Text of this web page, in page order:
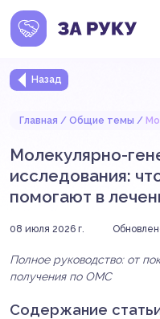
Назад
Главная Общие темы
Молекулярно-
исследования:
помогают в
08 июля 2026 г.
Полное руководство: от
получения по ОМС
Содержание